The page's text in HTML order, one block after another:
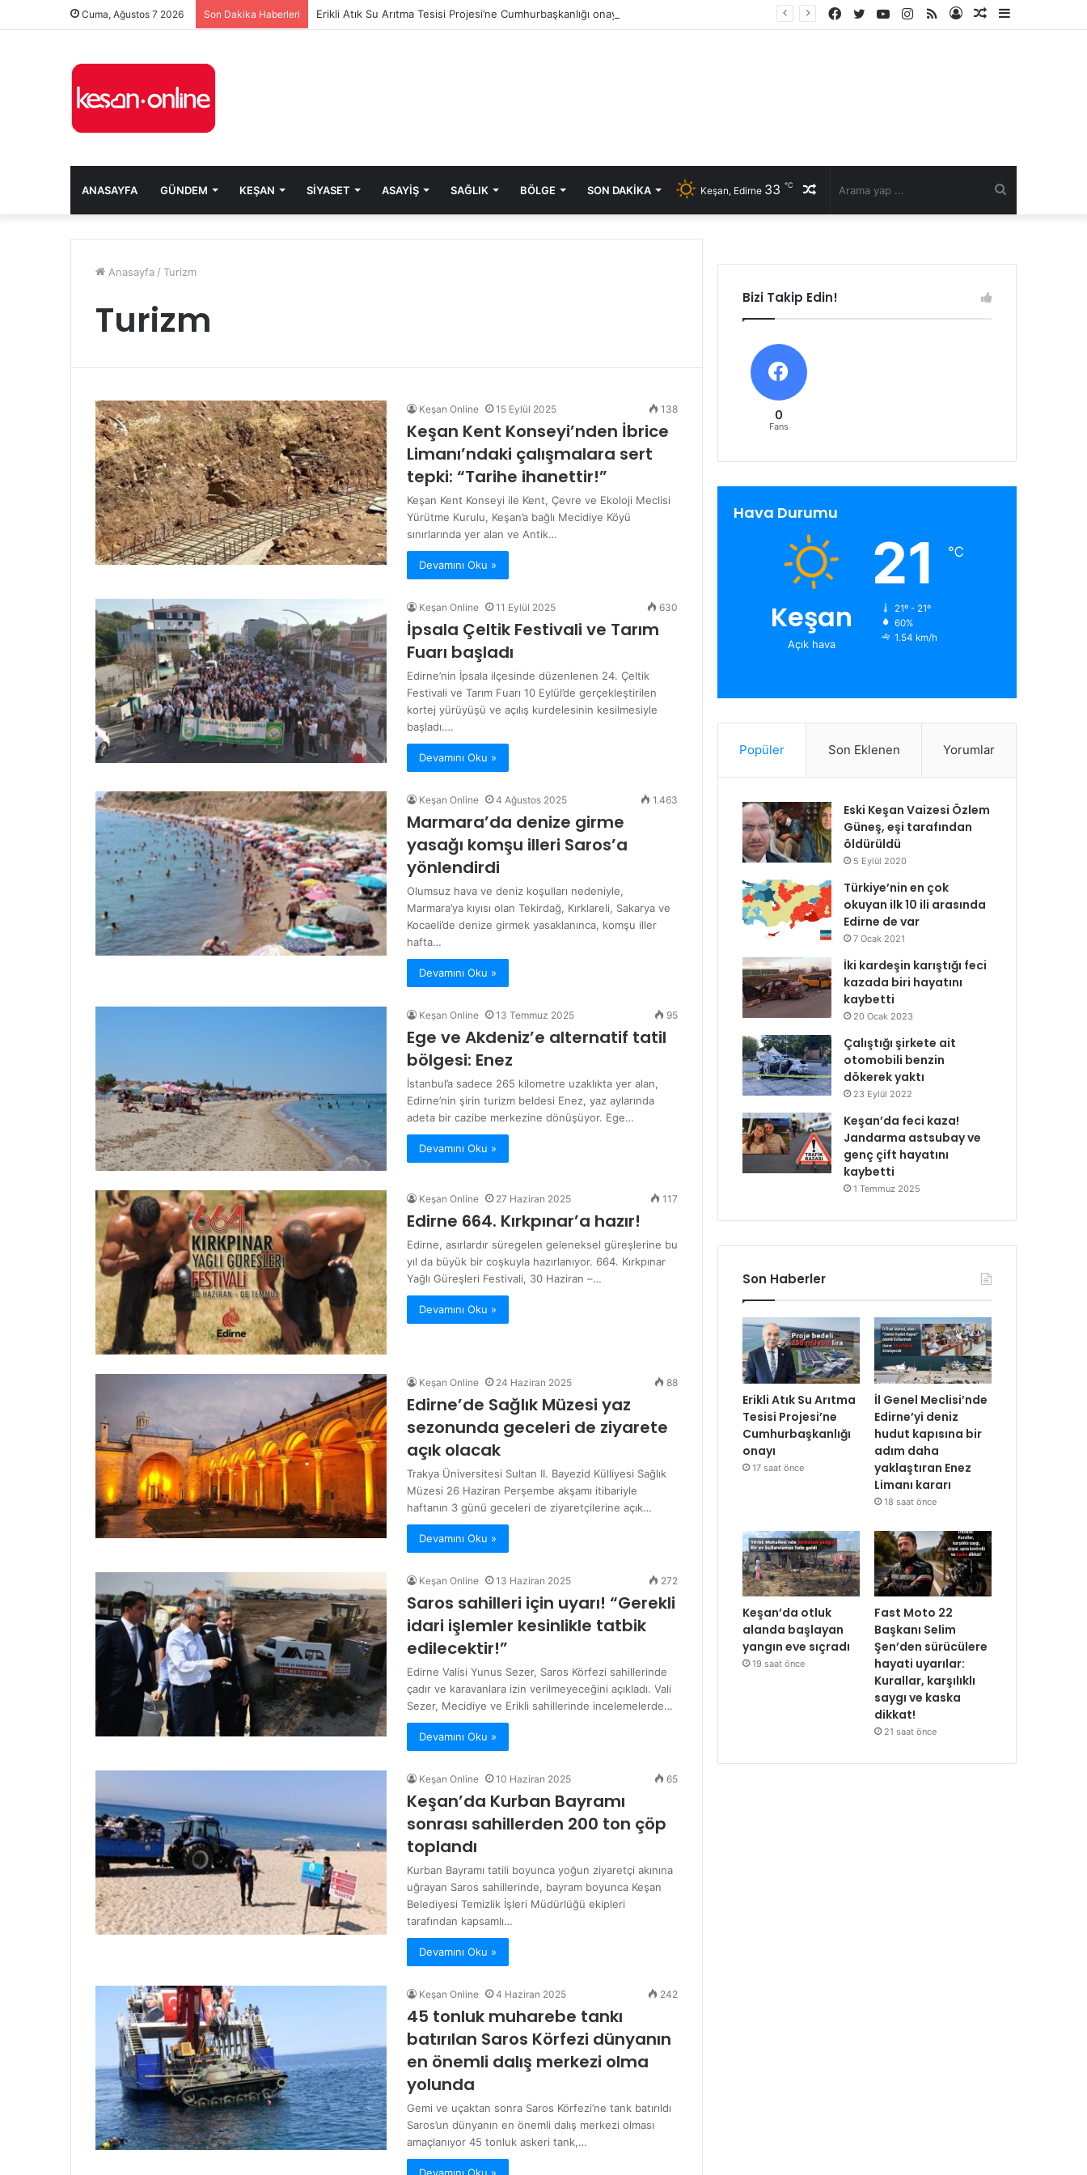
Cuma, Ağustos 7 2026 Son Dakika Haberleri Erikli Atık Su Arıtma Tesisi Projesi’ne Cumhurbaşkanlığı onayı
Rastgele
Kayıt
RSS
Instagram
YouTube
Twitter
Facebook
ANASAYFA GÜNDEM KEŞAN SIYASET ASAYIŞ SAĞLIK BÖLGE SON DAKIKA Rastgele
Keşan, Edirne 33 ℃
Anasayfa / Turizm
Turizm
Keşan Online 15 Eylül 2025 138
Keşan Kent Konseyi’nden İbrice
Limanı’ndaki çalışmalara sert
tepki: “Tarihe ihanettir!”
Keşan Kent Konseyi ile Kent, Çevre ve Ekoloji Meclisi
Yürütme Kurulu, Keşan’a bağlı Mecidiye Köyü
sınırlarında yer alan ve Antik…
Devamını Oku »
Keşan Online 11 Eylül 2025 630
İpsala Çeltik Festivali ve Tarım
Fuarı başladı
Edirne’nin İpsala ilçesinde düzenlenen 24. Çeltik
Festivali ve Tarım Fuarı 10 Eylül’de gerçekleştirilen
kortej yürüyüşü ve açılış kurdelesinin kesilmesiyle
başladı.…
Devamını Oku »
Keşan Online 4 Ağustos 2025 1.463
Marmara’da denize girme
yasağı komşu illeri Saros’a
yönlendirdi
Olumsuz hava ve deniz koşulları nedeniyle,
Marmara’ya kıyısı olan Tekirdağ, Kırklareli, Sakarya ve
Kocaeli’de denize girmek yasaklanınca, komşu iller
hafta…
Devamını Oku »
Keşan Online 13 Temmuz 2025 95
Ege ve Akdeniz’e alternatif tatil
bölgesi: Enez
İstanbul’a sadece 265 kilometre uzaklıkta yer alan,
Edirne’nin şirin turizm beldesi Enez, yaz aylarında
adeta bir cazibe merkezine dönüşüyor. Ege…
Devamını Oku »
Keşan Online 27 Haziran 2025 117
Edirne 664. Kırkpınar’a hazır!
Edirne, asırlardır süregelen geleneksel güreşlerine bu
yıl da büyük bir coşkuyla hazırlanıyor. 664. Kırkpınar
Yağlı Güreşleri Festivali, 30 Haziran –…
Devamını Oku »
Keşan Online 24 Haziran 2025 88
Edirne’de Sağlık Müzesi yaz
sezonunda geceleri de ziyarete
açık olacak
Trakya Üniversitesi Sultan II. Bayezid Külliyesi Sağlık
Müzesi 26 Haziran Perşembe akşamı itibariyle
haftanın 3 günü geceleri de ziyaretçilerine açık…
Devamını Oku »
Keşan Online 13 Haziran 2025 272
Saros sahilleri için uyarı! “Gerekli
idari işlemler kesinlikle tatbik
edilecektir!”
Edirne Valisi Yunus Sezer, Saros Körfezi sahillerinde
çadır ve karavanlara izin verilmeyeceğini açıkladı. Vali
Sezer, Mecidiye ve Erikli sahillerinde incelemelerde…
Devamını Oku »
Keşan Online 10 Haziran 2025 65
Keşan’da Kurban Bayramı
sonrası sahillerden 200 ton çöp
toplandı
Kurban Bayramı tatili boyunca yoğun ziyaretçi akınına
uğrayan Saros sahillerinde, bayram boyunca Keşan
Belediyesi Temizlik İşleri Müdürlüğü ekipleri
tarafından kapsamlı…
Devamını Oku »
Keşan Online 4 Haziran 2025 242
45 tonluk muharebe tankı
batırılan Saros Körfezi dünyanın
en önemli dalış merkezi olma
yolunda
Gemi ve uçaktan sonra Saros Körfezi’ne tank batırıldı
Saros’un dünyanın en önemli dalış merkezi olması
amaçlanıyor 45 tonluk askeri tank,…
Bizi Takip Edin!
0
Fans
Hava Durumu
Keşan
Açık hava
21 ℃
21º - 21º
60%
1.54 km/h
Popüler Son Eklenen Yorumlar
Eski Keşan Vaizesi Özlem
Güneş, eşi tarafından
öldürüldü
5 Eylül 2020
Türkiye’nin en çok
okuyan ilk 10 ili arasında
Edirne de var
7 Ocak 2021
İki kardeşin karıştığı feci
kazada biri hayatını
kaybetti
20 Ocak 2023
Çalıştığı şirkete ait
otomobili benzin
dökerek yaktı
23 Eylül 2022
Keşan’da feci kaza!
Jandarma astsubay ve
genç çift hayatını
kaybetti
1 Temmuz 2025
Son Haberler
Erikli Atık Su Arıtma
Tesisi Projesi’ne
Cumhurbaşkanlığı
onayı
17 saat önce
İl Genel Meclisi’nde
Edirne’yi deniz
hudut kapısına bir
adım daha
yaklaştıran Enez
Limanı kararı
18 saat önce
Keşan’da otluk
alanda başlayan
yangın eve sıçradı
19 saat önce
Fast Moto 22
Başkanı Selim
Şen’den sürücülere
hayati uyarılar:
Kurallar, karşılıklı
saygı ve kaska
dikkat!
21 saat önce